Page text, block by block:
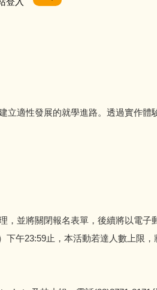
適性發展的就學進路。透過實作
並將關閉報名表單，後續將以電子
午23:59止，本活動若達人數上限